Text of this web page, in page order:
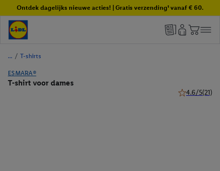
Ontdek dagelijks nieuwe acties! | Gratis verzending¹ vanaf € 60.
/ T-shirts
ESMARA®
T-shirt voor dames
4.6/5(21)